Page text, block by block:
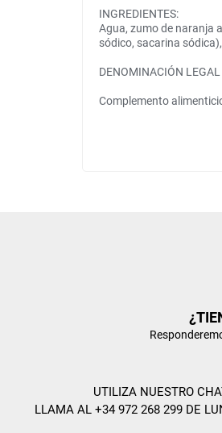
INGREDIENTES:
Agua, zumo de naranja
sódico, sacarina
DENOMINACIÓN LEGAL
Complemento
UTILIZA NUESTRO
LLAMA AL +34 972 268 299 DE